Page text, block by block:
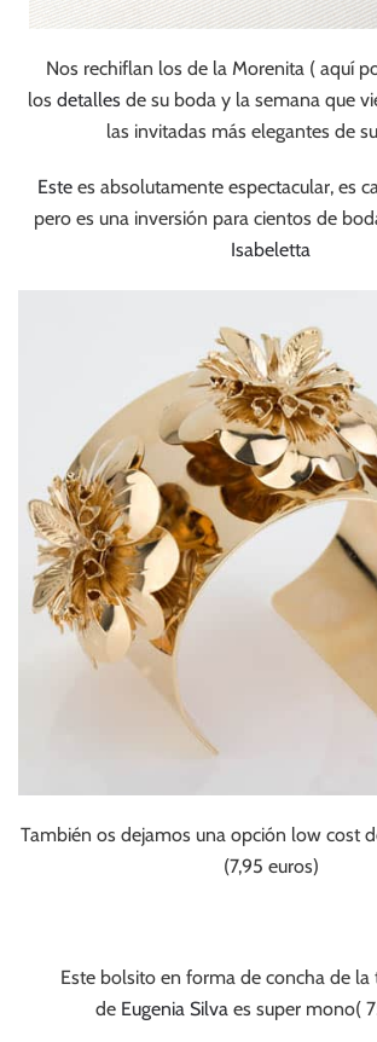
Nos rechiflan los de la Morenita ( aquí
los detalles de su boda y la semana que
las invitadas más elegantes de
Estees absolutamente espectacular, es
pero es una inversión para cientos de
Isabeletta
También os dejamos una opción low cost
(7,95 euros)
Este bolsito en forma de concha de
de Eugenia Silva es super mono(